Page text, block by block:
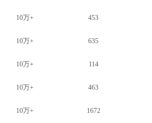
10万+ 453
10万+ 635
10万+ 114
10万+ 463
10万+ 1672